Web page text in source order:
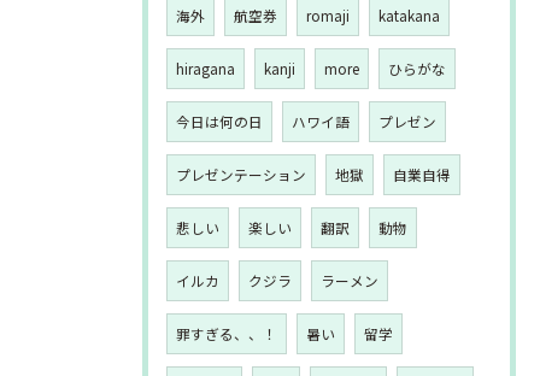
海外 航空券 romaji katakana
hiragana kanji more ひらがな
今日は何の日 ハワイ語 プレゼン
プレゼンテーション 地獄 自業自得
悲しい 楽しい 翻訳 動物
イルカ クジラ ラーメン
罪すぎる、、！ 暑い 留学